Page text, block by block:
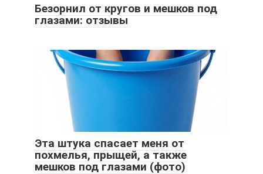
Безорнил от кругов и мешков под
глазами: отзывы
Эта штука спасает меня от
похмелья, прыщей, а также
мешков под глазами (фото)